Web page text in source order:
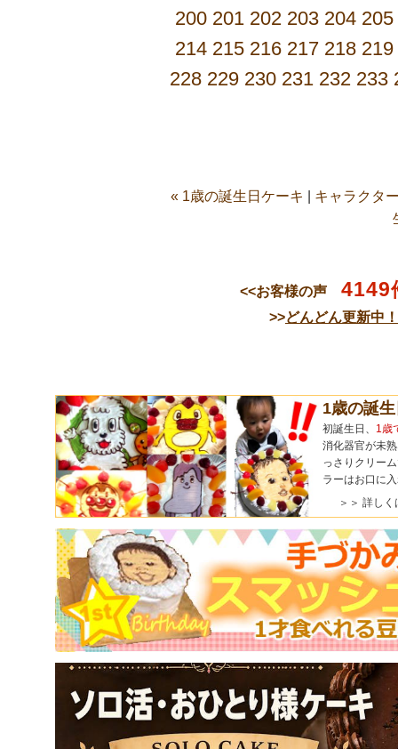
200 201 202 203 204 205
214 215 216 217 218 219
228 229 230 231 232 233
« 1歳の誕生日ケーキ
キャラクタ
<<お客様の声 4149
>>どんどん更新中
1歳の誕
初誕生日、 1歳
消化器官が未
っさりクリー
ラーはお口に
＞＞ 詳しく